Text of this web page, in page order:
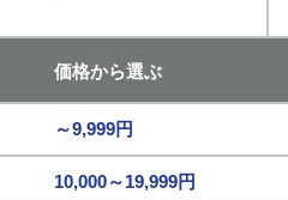
価格から選ぶ
～9,999円
10,000～19,999円